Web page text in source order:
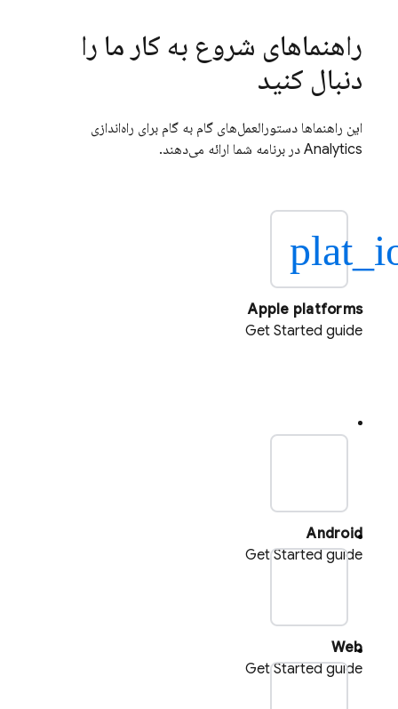
راهنماهای شروع به کار ما را
دنبال کنید
این راهنماها دستورالعمل‌های گام به گام برای راه‌اندازی
Analytics در برنامه شما ارائه می‌دهند.
Apple platforms
Get Started guide
Android
Get Started guide
Web
Get Started guide